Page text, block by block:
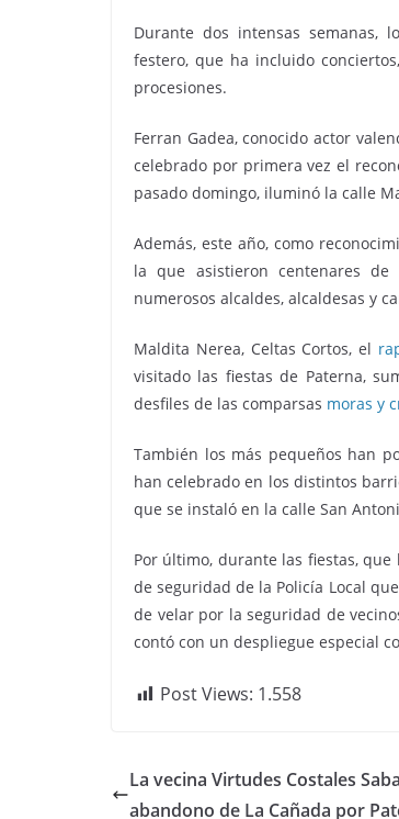
Durante dos intensas semanas,
festero, que ha incluido
procesiones.
Ferran Gadea, conocido actor
celebrado por primera vez el
pasado domingo, iluminó la calle
Además, este año, como
la que asistieron centenares
numerosos alcaldes, alcaldesas y
Maldita Nerea, Celtas Cortos, el
visitado las fiestas de Paterna,
desfiles de las comparsas moras y
También los más pequeños han
han celebrado en los distintos
que se instaló en la calle San
Por último, durante las fiestas,
de seguridad de la Policía Local
de velar por la seguridad de
contó con un despliegue especial
Post Views: 1.558
La vecina Virtudes Costales
abandono de La Cañada por